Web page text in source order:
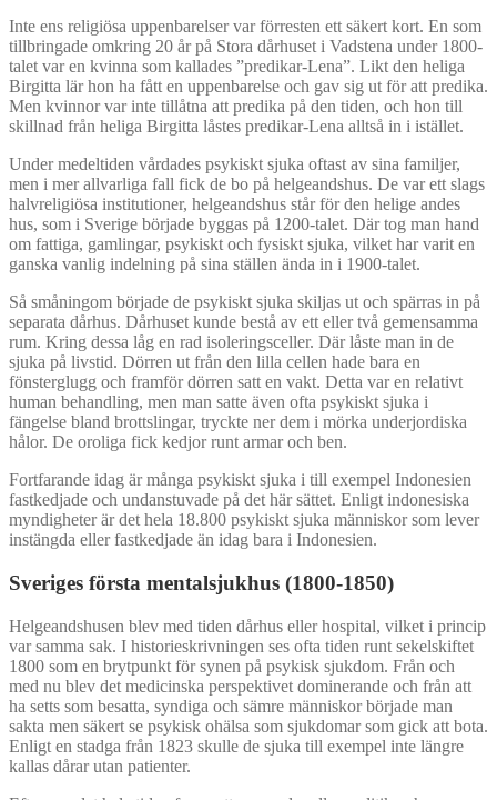
Inte ens religiösa uppenbarelser var förresten ett säkert kort. En som
tillbringade omkring 20 år på Stora dårhuset i Vadstena under 1800-
talet var en kvinna som kallades ”predikar-Lena”. Likt den heliga
Birgitta lär hon ha fått en uppenbarelse och gav sig ut för att predika.
Men kvinnor var inte tillåtna att predika på den tiden, och hon till
skillnad från heliga Birgitta låstes predikar-Lena alltså in i istället.
Under medeltiden vårdades psykiskt sjuka oftast av sina familjer,
men i mer allvarliga fall fick de bo på helgeandshus. De var ett slags
halvreligiösa institutioner, helgeandshus står för den helige andes
hus, som i Sverige började byggas på 1200-talet. Där tog man hand
om fattiga, gamlingar, psykiskt och fysiskt sjuka, vilket har varit en
ganska vanlig indelning på sina ställen ända in i 1900-talet.
Så småningom började de psykiskt sjuka skiljas ut och spärras in på
separata dårhus. Dårhuset kunde bestå av ett eller två gemensamma
rum. Kring dessa låg en rad isoleringsceller. Där låste man in de
sjuka på livstid. Dörren ut från den lilla cellen hade bara en
fönsterglugg och framför dörren satt en vakt. Detta var en relativt
human behandling, men man satte även ofta psykiskt sjuka i
fängelse bland brottslingar, tryckte ner dem i mörka underjordiska
hålor. De oroliga fick kedjor runt armar och ben.
Fortfarande idag är många psykiskt sjuka i till exempel Indonesien
fastkedjade och undanstuvade på det här sättet. Enligt indonesiska
myndigheter är det hela 18.800 psykiskt sjuka människor som lever
instängda eller fastkedjade än idag bara i Indonesien.
Sveriges första mentalsjukhus (1800-1850)
Helgeandshusen blev med tiden dårhus eller hospital, vilket i princip
var samma sak. I historieskrivningen ses ofta tiden runt sekelskiftet
1800 som en brytpunkt för synen på psykisk sjukdom. Från och
med nu blev det medicinska perspektivet dominerande och från att
ha setts som besatta, syndiga och sämre människor började man
sakta men säkert se psykisk ohälsa som sjukdomar som gick att bota.
Enligt en stadga från 1823 skulle de sjuka till exempel inte längre
kallas dårar utan patienter.